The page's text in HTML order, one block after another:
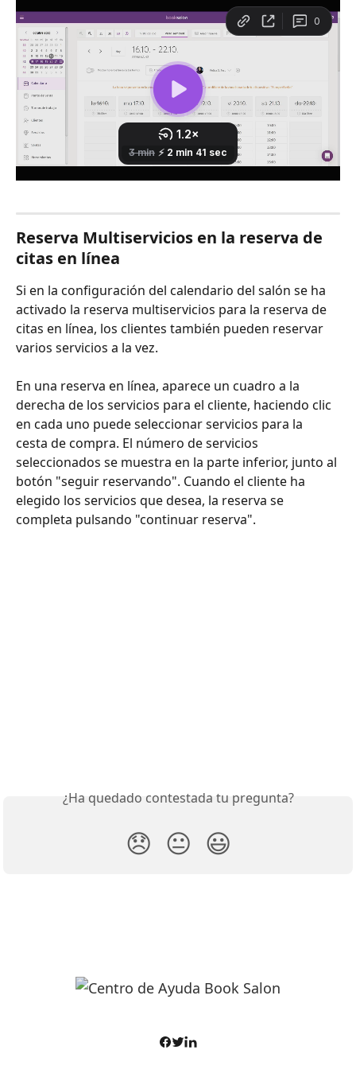
Reserva Multiservicios en la reserva de
citas en línea
Si en la configuración del calendario del salón se ha
activado la reserva multiservicios para la reserva de
citas en línea, los clientes también pueden reservar
varios servicios a la vez.
En una reserva en línea, aparece un cuadro a la
derecha de los servicios para el cliente, haciendo clic
en cada uno puede seleccionar servicios para la
cesta de compra. El número de servicios
seleccionados se muestra en la parte inferior, junto al
botón "seguir reservando". Cuando el cliente ha
elegido los servicios que desea, la reserva se
completa pulsando "continuar reserva".
¿Ha quedado contestada tu pregunta?
😞 😐 😃